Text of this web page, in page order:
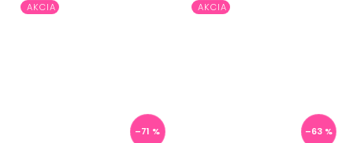
AKCIA
–71 %
AKCIA
–63 %